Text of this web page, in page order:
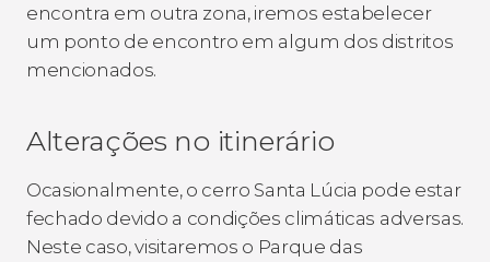
encontra em outra zona, iremos estabelecer
um ponto de encontro em algum dos distritos
mencionados.
Alterações no itinerário
Ocasionalmente, o cerro Santa Lúcia pode estar
fechado devido a condições climáticas adversas.
Neste caso, visitaremos o Parque das